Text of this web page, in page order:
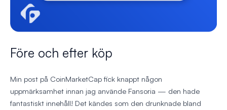
Före och efter köp
Min post på CoinMarketCap fick knappt någon
uppmärksamhet innan jag använde Fansoria — den hade
fantastiskt innehåll! Det kändes som den drunknade bland